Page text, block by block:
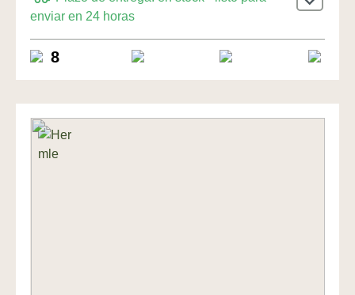
Uhren
enviar en 24 horas
8